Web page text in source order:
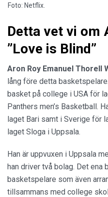
Foto: Netflix.
Detta vet vi om
”Love is Blind”
Aron Roy Emanuel Thorell
lång före detta
basket på college i USA för
Panthers men’s Basketball.
laget Bari samt i Sverige för
laget Sloga i Uppsala.
Han är uppvuxen i Uppsala
han driver två bolag. Det ena
basketspelare som även
tillsammans med college